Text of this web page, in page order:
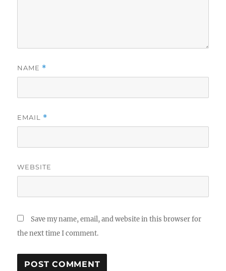
NAME *
EMAIL *
WEBSITE
Save my name, email, and website in this browser for
the next time I comment.